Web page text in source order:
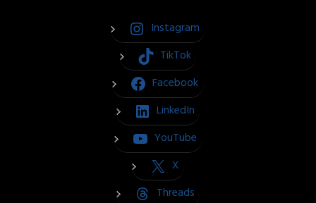
Instagram
TikTok
Facebook
LinkedIn
YouTube
X
Threads